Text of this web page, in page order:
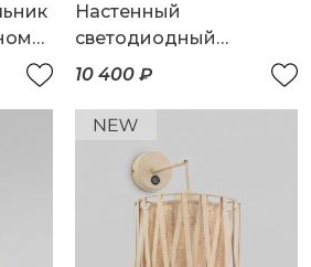
Настенный
светодиодный
светильник
10 400 ₽